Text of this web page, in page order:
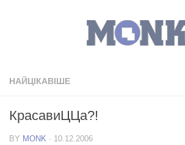
НАЙЦІКАВІШЕ
КрасавиЦЦа?!
BY MONK · 10.12.2006